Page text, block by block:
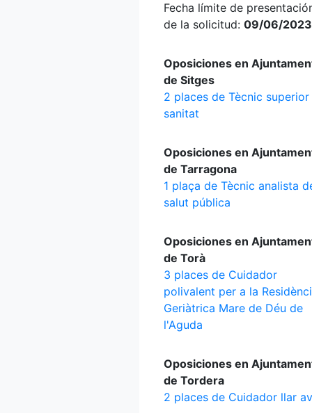
Fecha límite de
de la solicitud: 09/06/2023
Oposiciones en
de Sitges
2 places de Tècnic superior
sanitat
Oposiciones en
de Tarragona
1 plaça de Tècnic analista
salut pública
Oposiciones en
de Torà
3 places de Cuidador
polivalent per a la
Geriàtrica Mare de Déu de
l'Aguda
Oposiciones en
de Tordera
2 places de Cuidador llar